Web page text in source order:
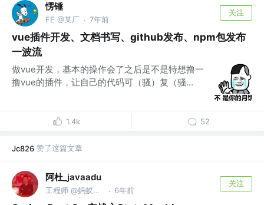
愣锤
FE @某厂 · 7年前
关注
vue插件开发、文档书写、github发布、npm包发布
一波流
做vue开发，基本的操作会了之后是不是特想撸一
撸vue的插件，让自己的代码可（骚）复（骚...
1.4k 52
Jc826 赞了这篇文章
阿杜_javaadu
工程师 @蚂蚁金服 · 6年前
关注